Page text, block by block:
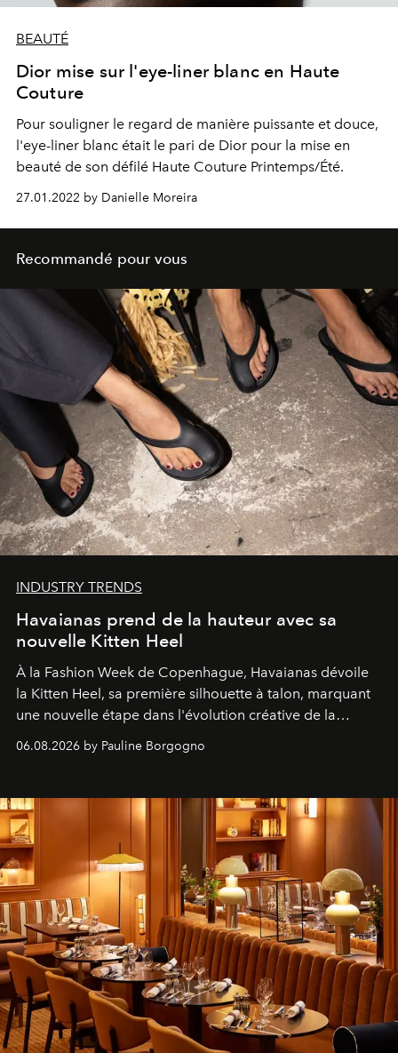
BEAUTÉ
Dior mise sur l'eye-liner blanc en Haute
Couture
Pour souligner le regard de manière puissante et douce,
l'eye-liner blanc était le pari de Dior pour la mise en
beauté de son défilé Haute Couture Printemps/Été.
27.01.2022 by Danielle Moreira
Recommandé pour vous
INDUSTRY TRENDS
Havaianas prend de la hauteur avec sa
nouvelle Kitten Heel
À la Fashion Week de Copenhague, Havaianas dévoile
la Kitten Heel, sa première silhouette à talon, marquant
une nouvelle étape dans l'évolution créative de la
06.08.2026 by Pauline Borgogno